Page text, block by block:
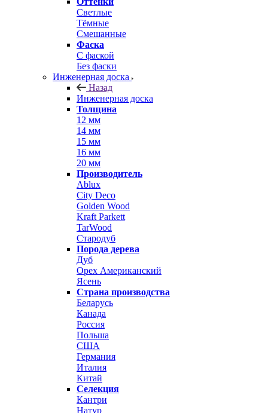
Светлые
Тёмные
Смешанные
Фаска
С фаской
Без фаски
Инженерная доска
Назад
Инженерная доска
Толщина
12 мм
14 мм
15 мм
16 мм
20 мм
Производитель
Ablux
City Deco
Golden Wood
Kraft Parkett
TarWood
Стародуб
Порода дерева
Дуб
Орех Американский
Ясень
Страна производства
Беларусь
Канада
Россия
Польша
США
Германия
Италия
Китай
Селекция
Кантри
Натур